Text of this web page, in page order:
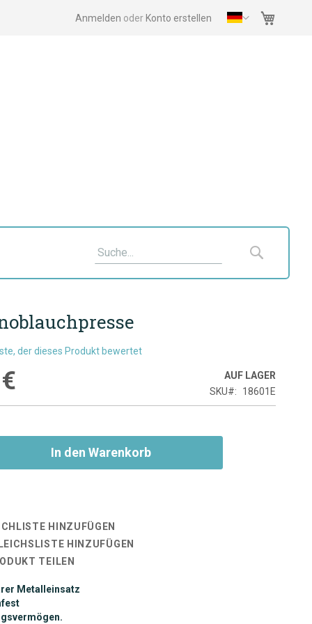
Anmelden Konto erstellen
Suche
der dieses Produkt bewertet
AUF LAGER
SKU
18601E
In den Warenkorb
HINZUFÜGEN
HINZUFÜGEN
TEILEN
Metalleinsatz